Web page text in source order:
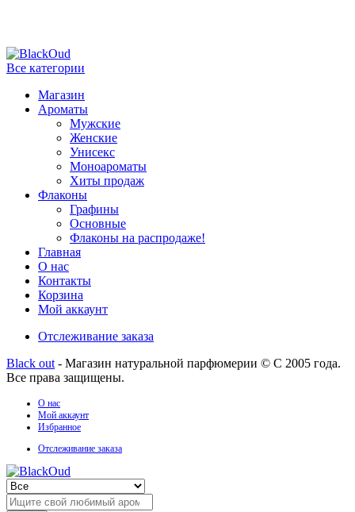
Все категории
Магазин
Ароматы
Мужские
Женские
Унисекс
Моноароматы
Хиты продаж
Флаконы
Графины
Основные
Флаконы на распродаже!
Главная
О нас
Контакты
Корзина
Мой аккаунт
Отслеживание заказа
Black out - Магазин натуральной парфюмерии © С 2005 года.
Все права защищены.
О нас
Мой аккаунт
Избранное
Отслеживание заказа